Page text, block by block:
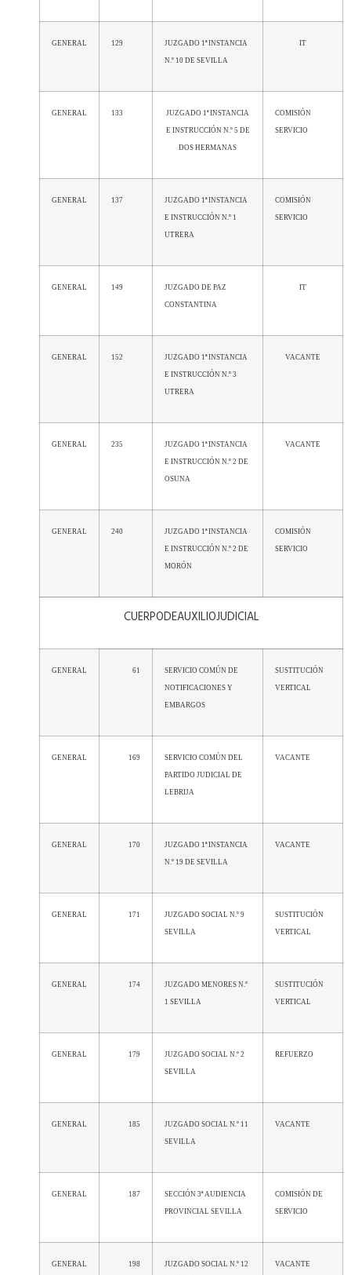
GENERAL 129 JUZGADO 1ª INSTANCIA
N.º 10 DE SEVILLA
IT
GENERAL 133 JUZGADO 1ª INSTANCIA
E INSTRUCCIÓN N.º 5 DE
DOS HERMANAS
COMISIÓN
SERVICIO
GENERAL 137 JUZGADO 1ª INSTANCIA
E INSTRUCCIÓN N.º 1
UTRERA
COMISIÓN
SERVICIO
GENERAL 149 JUZGADO DE PAZ
CONSTANTINA
IT
GENERAL 152 JUZGADO 1ª INSTANCIA
E INSTRUCCIÓN N.º 3
UTRERA
VACANTE
GENERAL 235 JUZGADO 1ª INSTANCIA
E INSTRUCCIÓN N.º 2 DE
OSUNA
VACANTE
GENERAL 240 JUZGADO 1ª INSTANCIA
E INSTRUCCIÓN N.º 2 DE
MORÓN
COMISIÓN
SERVICIO
CUERPODEAUXILIOJUDICIAL
GENERAL 61 SERVICIO COMÚN DE
NOTIFICACIONES Y
EMBARGOS
SUSTITUCIÓN
VERTICAL
GENERAL 169 SERVICIO COMÚN DEL
PARTIDO JUDICIAL DE
LEBRIJA
VACANTE
GENERAL 170 JUZGADO 1ª INSTANCIA
N.º 19 DE SEVILLA
VACANTE
GENERAL 171 JUZGADO SOCIAL N.º 9
SEVILLA
SUSTITUCIÓN
VERTICAL
GENERAL 174 JUZGADO MENORES N.º
1 SEVILLA
SUSTITUCIÓN
VERTICAL
GENERAL 179 JUZGADO SOCIAL N.º 2
SEVILLA
REFUERZO
GENERAL 185 JUZGADO SOCIAL N.º 11
SEVILLA
VACANTE
GENERAL 187 SECCIÓN 3ª AUDIENCIA
PROVINCIAL SEVILLA
COMISIÓN DE
SERVICIO
GENERAL 198 JUZGADO SOCIAL N.º 12 VACANTE